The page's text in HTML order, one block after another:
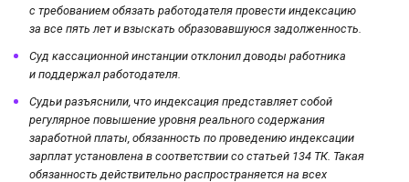
с требованием обязать работодателя провести индексацию
за все пять лет и взыскать образовавшуюся задолженность.
Суд кассационной инстанции отклонил доводы работника
и поддержал работодателя.
Судьи разъяснили, что индексация представляет собой
регулярное повышение уровня реального содержания
заработной платы, обязанность по проведению индексации
зарплат установлена в соответствии со статьей 134 ТК. Такая
обязанность действительно распространяется на всех